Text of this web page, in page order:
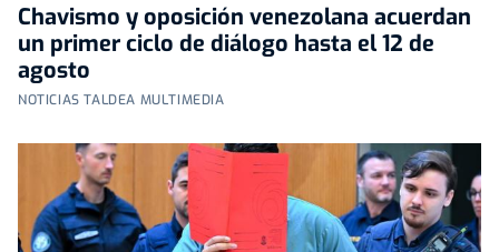
Chavismo y oposición venezolana acuerdan
un primer ciclo de diálogo hasta el 12 de
agosto
NOTICIAS TALDEA MULTIMEDIA